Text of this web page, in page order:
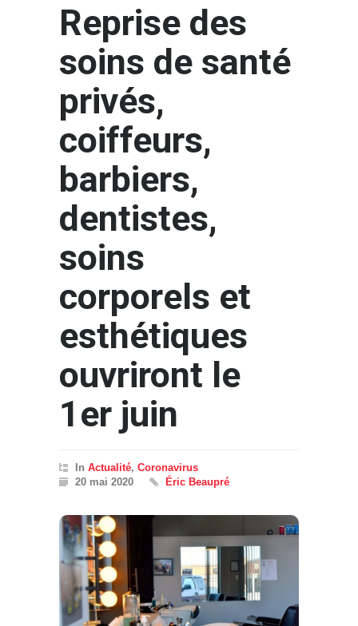
Reprise des
soins de santé
privés,
coiffeurs,
barbiers,
dentistes,
soins
corporels et
esthétiques
ouvriront le
1er juin
In Actualité, Coronavirus
20 mai 2020
Éric Beaupré